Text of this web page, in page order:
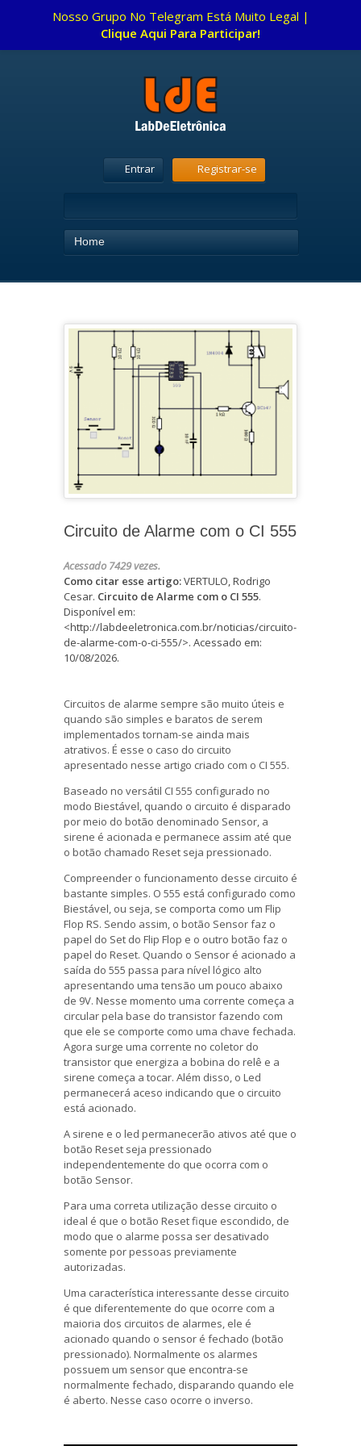
Entrar Registrar-se
Home
Circuito de Alarme com o CI 555
Acessado 7429 vezes.
Como citar esse artigo:VERTULO, Rodrigo
Cesar. Circuito de Alarme com o CI 555.
Disponível em:
<http://labdeeletronica.com.br/noticias/circuito-
de-alarme-com-o-ci-555/>. Acessado em:
10/08/2026.
Circuitos de alarme sempre são muito úteis e
quando são simples e baratos de serem
implementados tornam-se ainda mais
atrativos. É esse o caso do circuito
apresentado nesse artigo criado com o CI 555.
Baseado no versátil CI 555 configurado no
modo Biestável, quando o circuito é disparado
por meio do botão denominado Sensor, a
sirene é acionada e permanece assim até que
o botão chamado Reset seja pressionado.
Compreender o funcionamento desse circuito é
bastante simples. O 555 está configurado como
Biestável, ou seja, se comporta como um Flip
Flop RS. Sendo assim, o botão Sensor faz o
papel do Set do Flip Flop e o outro botão faz o
papel do Reset. Quando o Sensor é acionado a
saída do 555 passa para nível lógico alto
apresentando uma tensão um pouco abaixo
de 9V. Nesse momento uma corrente começa a
circular pela base do transistor fazendo com
que ele se comporte como uma chave fechada.
Agora surge uma corrente no coletor do
transistor que energiza a bobina do relê e a
sirene começa a tocar. Além disso, o Led
permanecerá aceso indicando que o circuito
está acionado.
A sirene e o led permanecerão ativos até que o
botão Reset seja pressionado
independentemente do que ocorra com o
botão Sensor.
Para uma correta utilização desse circuito o
ideal é que o botão Reset fique escondido, de
modo que o alarme possa ser desativado
somente por pessoas previamente
autorizadas.
Uma característica interessante desse circuito
é que diferentemente do que ocorre com a
maioria dos circuitos de alarmes, ele é
acionado quando o sensor é fechado (botão
pressionado). Normalmente os alarmes
possuem um sensor que encontra-se
normalmente fechado, disparando quando ele
é aberto. Nesse caso ocorre o inverso.
Nosso Grupo No Telegram Está Muito Legal |
Clique Aqui Para Participar!